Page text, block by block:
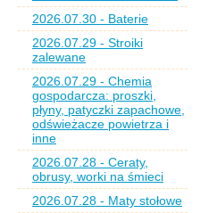
2026.07.30 - Baterie
2026.07.29 - Stroiki
zalewane
2026.07.29 - Chemia
gospodarcza: proszki,
płyny, patyczki zapachowe,
odświeżacze powietrza i
inne
2026.07.28 - Ceraty,
obrusy, worki na śmieci
2026.07.28 - Maty stołowe